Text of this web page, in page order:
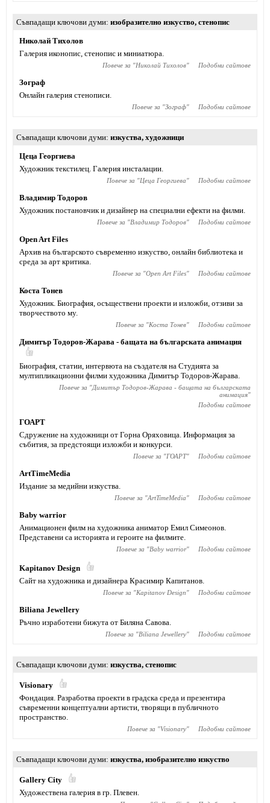
Съвпадащи ключови думи изобразително изкуство, стенопис
Николай Тихолов
Галерия иконопис, стенопис и миниатюра.
Повече за "Николай Тихолов" Подобни сайтове
Зограф
Онлайн галерия стенописи.
Повече за "Зограф" Подобни сайтове
Съвпадащи ключови думи изкуства, художници
Цеца Георгиева
Художник текстилец. Галерия инсталации.
Повече за "Цеца Георгиева" Подобни сайтове
Владимир Тодоров
Художник постановчик и дизайнер на специални ефекти на филми.
Повече за "Владимир Тодоров" Подобни сайтове
Open Art Files
Архив на българското съвременно изкуство, онлайн библиотека и
среда за арт критика.
Повече за "Open Art Files" Подобни сайтове
Коста Тонев
Художник. Биография, осъществени проекти и изложби, отзиви за
творчеството му.
Повече за "Коста Тонев" Подобни сайтове
Димитър Тодоров-Жарава - бащата на българската анимация
Биография, статии, интервюта на създателя на Студията за
мултипликационни филми художника Димитър Тодоров-Жарава.
Повече за "Димитър Тодоров-Жарава - бащата на българската
анимация"
Подобни сайтове
ГОАРТ
Сдружение на художници от Горна Оряховица. Информация за
събития, за предстоящи изложби и конкурси.
Повече за "ГОАРТ" Подобни сайтове
ArtTimeMedia
Издание за медийни изкуства.
Повече за "ArtTimeMedia" Подобни сайтове
Baby warrior
Анимационен филм на художника аниматор Емил Симеонов.
Представени са историята и героите на филмите.
Повече за "Baby warrior" Подобни сайтове
Kapitanov Design
Сайт на художника и дизайнера Красимир Капитанов.
Повече за "Kapitanov Design" Подобни сайтове
Biliana Jewellery
Ръчно изработени бижута от Биляна Савова.
Повече за "Biliana Jewellery" Подобни сайтове
Съвпадащи ключови думи изкуства, стенопис
Visionary
Фондация. Разработва проекти в градска среда и презентира
съвременни концептуални артисти, творящи в публичното
пространство.
Повече за "Visionary" Подобни сайтове
Съвпадащи ключови думи изкуства, изобразително изкуство
Gallery City
Художествена галерия в гр. Плевен.